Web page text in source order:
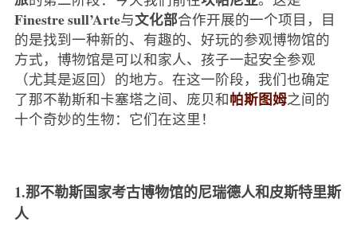
Finestre sull’Arte与文化部合作开展的一个项目，目
的是找到一种新的、有趣的、好玩的参观博物馆的
方式，博物馆是可以和家人、孩子一起安全参观
（尤其是返回）的地方。在这一阶段，我们也确定
了那不勒斯和卡塞塔之间、庞贝和帕斯图姆之间的
十个奇妙的生物：它们在这里！
1.那不勒斯国家考古博物馆的尼瑞德人和皮斯特里斯
人